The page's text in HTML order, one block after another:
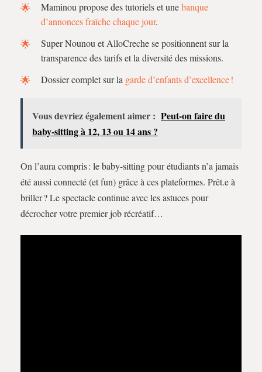
Maminou propose des tutoriels et unebanque
d’annonces fraîche chaque jour.
Super Nounou et AlloCreche se positionnent sur la
transparence des tarifs et la diversité des missions.
Dossier complet sur la garde d’enfants d’excellence !
Vous devriez également aimer : Peut-on faire du
baby-sitting à 12, 13 ou 14 ans​ ?
On l’aura compris : le baby-sitting pour étudiants n’a jamais
été aussi connecté (et fun) grâce à ces plateformes. Prêt.e à
briller ? Le spectacle continue avec les astuces pour
décrocher votre premier job récréatif…